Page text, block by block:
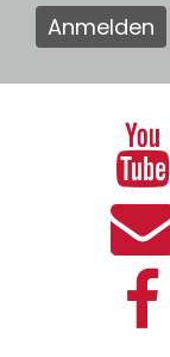
Anmelden